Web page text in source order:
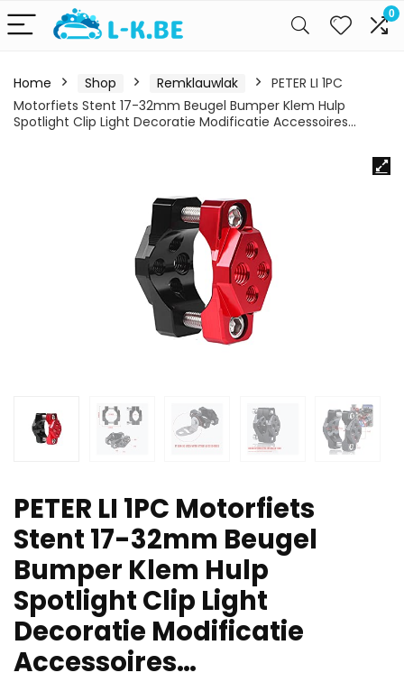
0
Home Shop Remklauwlak
PETER LI 1PC
Motorfiets Stent 17-32mm Beugel Bumper Klem Hulp
Spotlight Clip Light Decoratie Modificatie Accessoires…
PETER LI 1PC Motorfiets
Stent 17-32mm Beugel
Bumper Klem Hulp
Spotlight Clip Light
Decoratie Modificatie
Accessoires…